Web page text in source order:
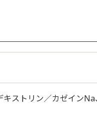
ストリン／カゼイン